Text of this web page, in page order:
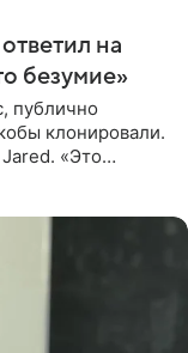
на
безумие»
публично
клонировали.
«Это